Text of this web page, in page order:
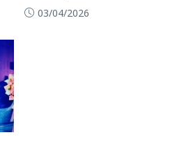
03/04/2026